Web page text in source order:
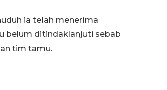
ia telah menerima
belum ditindaklanjuti sebab
tim tamu.